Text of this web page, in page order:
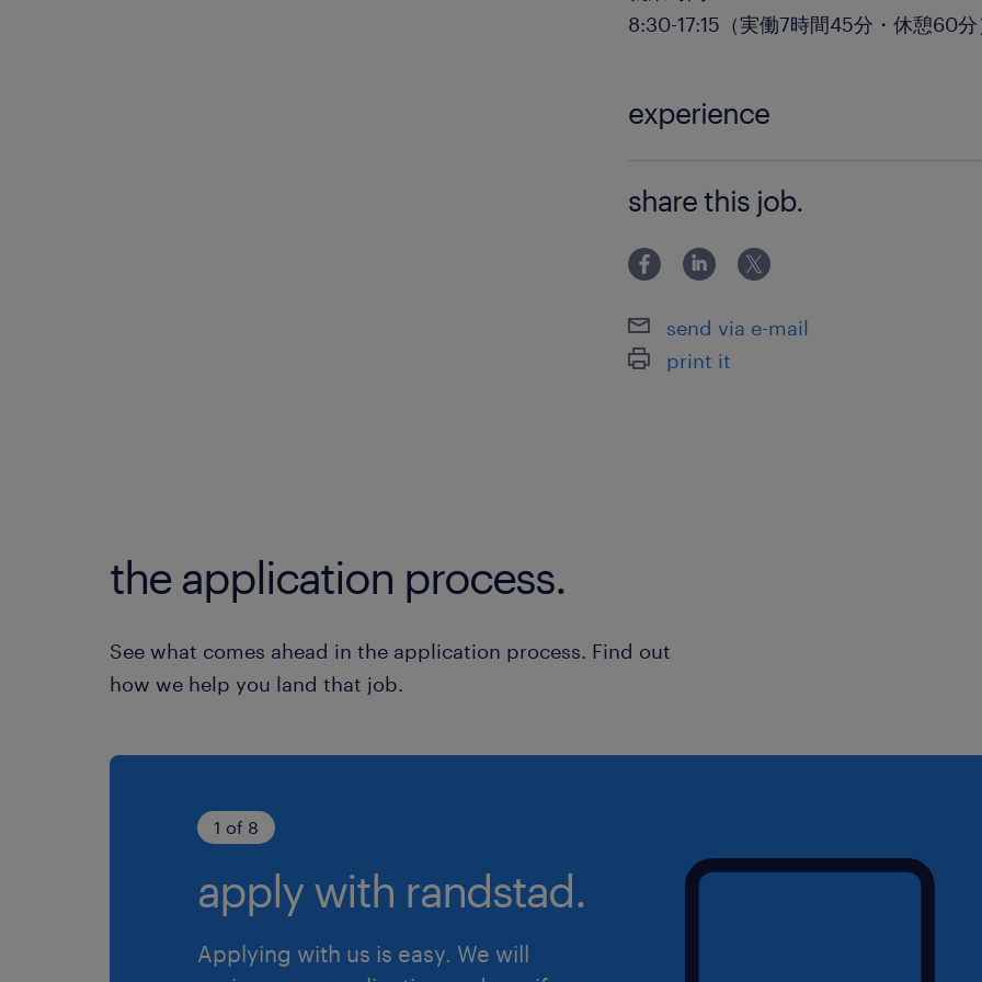
8:30-17:15（実働7時間45分・休憩60分
experience
できる方
share this job.
send via e-mail
print it
the application process.
See what comes ahead in the application process. Find out
how we help you land that job.
1 of 8
apply with randstad.
Applying with us is easy. We will